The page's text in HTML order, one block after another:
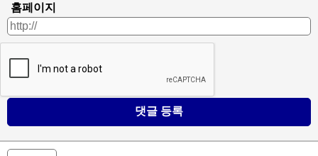
홈페이지
댓글 등록